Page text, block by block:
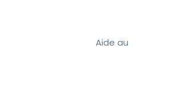
Aide au